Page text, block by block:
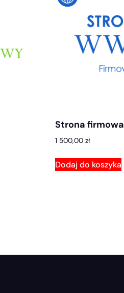
Strona firmowa
1 500,00 zł
Dodaj do koszyka